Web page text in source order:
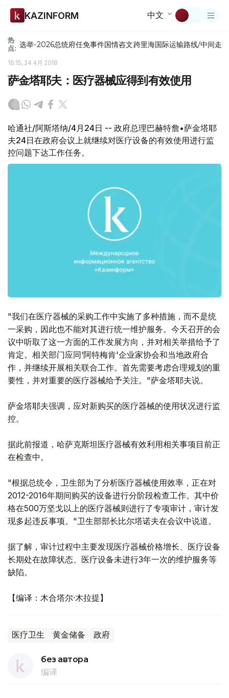
KAZINFORM 中文
热
点: 选举-2026总统府任免事件国情咨文跨里海国际运输路线/中间走廊
16:15, 24 4月 2018
萨金塔耶夫：医疗器械应得到有效使用
哈通社/阿斯塔纳/4月24日 -- 政府总理巴赫特詹•萨金塔耶
夫24日在政府会议上就继续对医疗设备的有效使用进行监
控问题下达工作任务。
"我们在医疗器械的采购工作中实施了多种措施，而不是统
一采购，因此也不能对其进行统一维护服务。今天召开的会
议中听取了这一方面的工作发展方向，并对相关举措给予了
肯定。相关部门应同‘阿特梅肯'企业家协会和当地政府合
作，并继续开展相关联合工作。首先需要考虑合理规划的重
要性，并对重要的医疗器械给予关注。"萨金塔耶夫说。
萨金塔耶夫强调，应对新购买的医疗器械的使用状况进行监
控。
据此前报道，哈萨克斯坦医疗器械有效利用相关事项目前正
在检查中。
"根据总统令，卫生部为了分析医疗器械使用效率，正在对
2012-2016年期间购买的设备进行分阶段检查工作。其中价
格在500万坚戈以上的医疗器械则进行了专项审计，审计发
现多起违反事项。"卫生部部长比尔塔诺夫在会议中说道。
据了解，审计过程中主要发现医疗器械价格增长、医疗设备
长期处在故障状态、医疗设备未进行3年一次的维护服务等
缺陷。
【编译：木合塔尔·木拉提】
医疗卫生 黄金储备 政府
без автора
编译